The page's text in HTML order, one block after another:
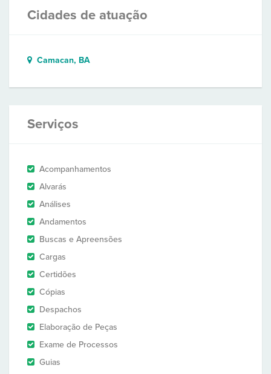
Cidades de atuação
Camacan, BA
Serviços
Acompanhamentos
Alvarás
Análises
Andamentos
Buscas e Apreensões
Cargas
Certidões
Cópias
Despachos
Elaboração de Peças
Exame de Processos
Guias